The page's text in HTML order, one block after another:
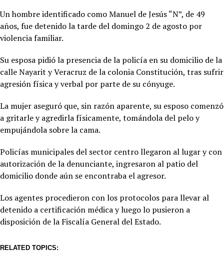
Un hombre identificado como Manuel de Jesús “N”, de 49
años, fue detenido la tarde del domingo 2 de agosto por
violencia familiar.
Su esposa pidió la presencia de la policía en su domicilio de la
calle Nayarit y Veracruz de la colonia Constitución, tras sufrir
agresión física y verbal por parte de su cónyuge.
La mujer aseguró que, sin razón aparente, su esposo comenzó
a gritarle y agredirla físicamente, tomándola del pelo y
empujándola sobre la cama.
Policías municipales del sector centro llegaron al lugar y con
autorización de la denunciante, ingresaron al patio del
domicilio donde aún se encontraba el agresor.
Los agentes procedieron con los protocolos para llevar al
detenido a certificación médica y luego lo pusieron a
disposición de la Fiscalía General del Estado.
RELATED TOPICS: